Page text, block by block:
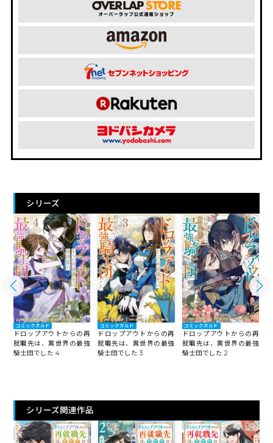
シリーズ
コミックガルド
ドロップアウトからの再
就職先は、異世界の最強
騎士団でした 4
コミックガルド
ドロップアウトからの再
就職先は、異世界の最強
騎士団でした 3
コミックガルド
ドロップアウトからの再
就職先は、異世界の最強
騎士団でした 2
シリーズ関連作品